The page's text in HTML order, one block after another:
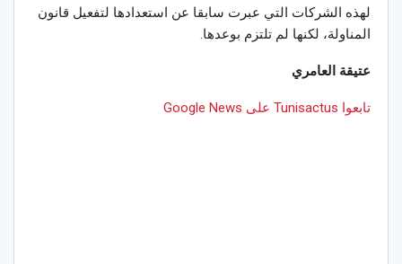
لهذه الشركات التي عبرت سابقا عن استعدادها لتفعيل قانون
المناولة، لكنها لم تلتزم بوعدها.
عتيقة العامري
تابعوا Tunisactus على Google News